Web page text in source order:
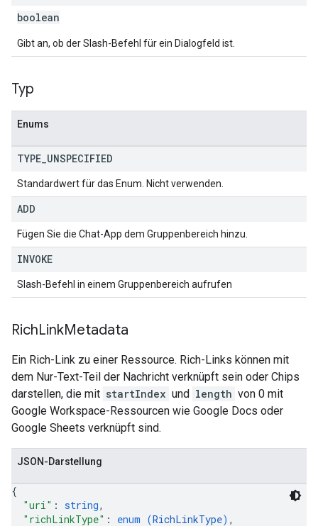
boolean
Gibt an, ob der Slash-Befehl für ein Dialogfeld ist.
Typ
Enums
TYPE UNSPECIFIED
Standardwert für das Enum. Nicht verwenden.
ADD
Fügen Sie die Chat-App dem Gruppenbereich hinzu.
INVOKE
Slash-Befehl in einem Gruppenbereich aufrufen
RichLinkMetadata
Ein Rich-Link zu einer Ressource. Rich-Links können mit
dem Nur-Text-Teil der Nachricht verknüpft sein oder Chips
darstellen, die mit startIndex und length von 0 mit
Google Workspace-Ressourcen wie Google Docs oder
Google Sheets verknüpft sind.
JSON-Darstellung
{
"uri" : string,
"richLinkType" : enum (RichLinkType) ,